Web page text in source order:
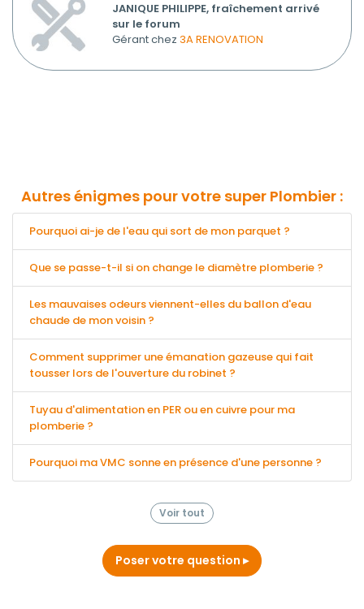
JANIQUE PHILIPPE, fraîchement arrivé
sur le forum
Gérant chez 3A RENOVATION
Autres énigmes pour votre super Plombier :
Pourquoi ai-je de l'eau qui sort de mon parquet ?
Que se passe-t-il si on change le diamètre plomberie ?
Les mauvaises odeurs viennent-elles du ballon d'eau
chaude de mon voisin ?
Comment supprimer une émanation gazeuse qui fait
tousser lors de l'ouverture du robinet ?
Tuyau d'alimentation en PER ou en cuivre pour ma
plomberie ?
Pourquoi ma VMC sonne en présence d'une personne ?
Voir tout
Poser votre question